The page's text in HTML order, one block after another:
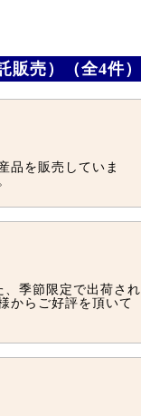
売）（全4件）
品を販売していま
季節限定で出荷され
からご好評を頂いて